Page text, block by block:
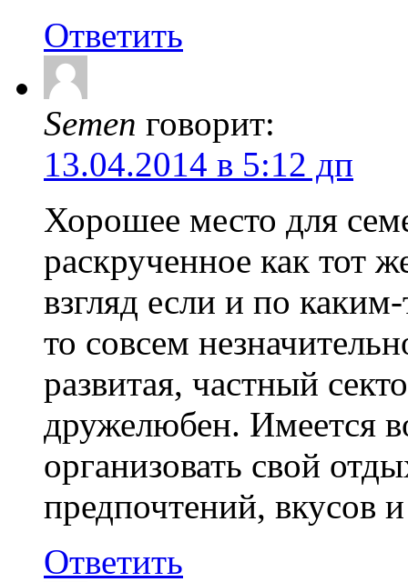
Ответить
Semen говорит:
13.04.2014 в 5:12 дп
Хорошее место для
раскрученное как тот
взгляд если и по
то совсем
развитая, частный
дружелюбен. Имеется
организовать свой
предпочтений, вкусов
Ответить